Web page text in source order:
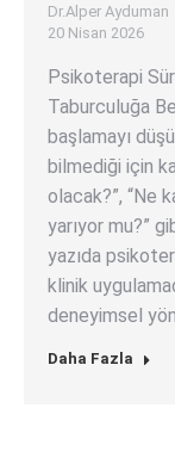
Dr.Alper Ayduman
20 Nisan 2026
Psikoterapi
Taburculuğa
başlamayı
bilmediği için
olacak?”, “Ne
yarıyor mu?”
yazıda
klinik
deneyimsel
Daha Fazla